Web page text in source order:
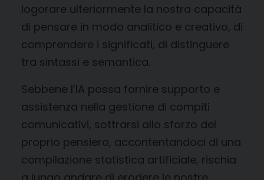
logorare ulteriormente la nostra capacità
di pensare in modo analitico e creativo, di
comprendere i significati, di distinguere
tra sintassi e semantica.
Sebbene l’IA possa fornire supporto e
assistenza nella gestione di compiti
comunicativi, sottrarsi allo sforzo del
proprio pensiero, accontentandoci di una
compilazione statistica artificiale, rischia